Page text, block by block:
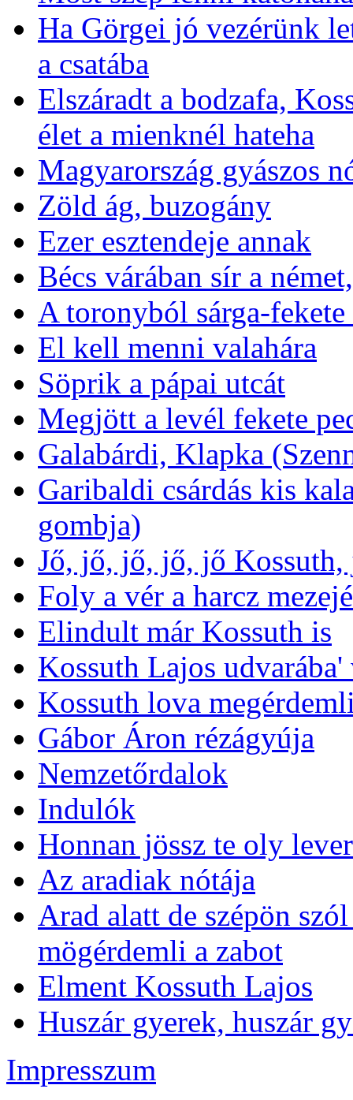
Ha Görgei jó vezérünk
a csatába
Elszáradt a bodzafa,
élet a mienknél hateha
Magyarország gyászos
Zöld ág, buzogány
Ezer esztendeje annak
Bécs várában sír a
A toronyból sárga-
El kell menni valahára
Söprik a pápai utcát
Megjött a levél fekete
Galabárdi, Klapka
Garibaldi csárdás kis
gombja)
Jő, jő, jő, jő, jő Kossuth,
Foly a vér a harcz
Elindult már Kossuth is
Kossuth Lajos
Kossuth lova
Gábor Áron rézágyúja
Nemzetőrdalok
Indulók
Honnan jössz te oly
Az aradiak nótája
Arad alatt de szépön
mögérdemli a zabot
Elment Kossuth Lajos
Huszár gyerek, huszár
Impresszum